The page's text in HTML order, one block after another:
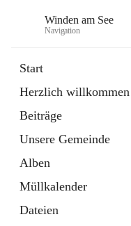
Winden am See
Navigation
Start
Herzlich willkommen
Beiträge
Unsere Gemeinde
Alben
Müllkalender
Dateien
Externe Webseite
in
Tab
Bebauungsplan
öffnet
in
neuem
Tab